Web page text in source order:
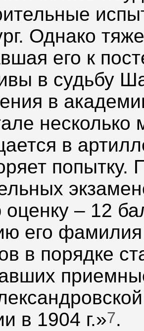
Однако
его к
в судьбу
в
в
попытку.
– 12
его
в порядке
в 1904 г.»7.